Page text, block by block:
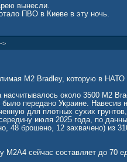
вынесли.
ПВО в Киеве в эту ночь.
->
М2 Bradley, которую в
около 3500 М2
передано Украине.
для плотных сухих
июля 2025 года, по
48 брошено, 12 захвачено) из
М2А4 сейчас составляет до 70